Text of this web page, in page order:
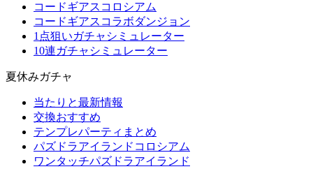
コードギアスコロシアム
コードギアスコラボダンジョン
1点狙いガチャシミュレーター
10連ガチャシミュレーター
夏休みガチャ
当たりと最新情報
交換おすすめ
テンプレパーティまとめ
パズドラアイランドコロシアム
ワンタッチパズドラアイランド